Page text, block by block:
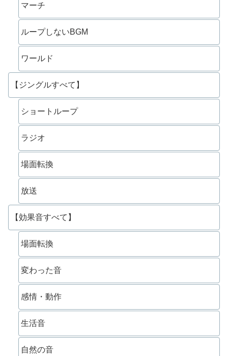
マーチ
ループしないBGM
ワールド
【ジングルすべて】
ショートループ
ラジオ
場面転換
放送
【効果音すべて】
場面転換
変わった音
感情・動作
生活音
自然の音